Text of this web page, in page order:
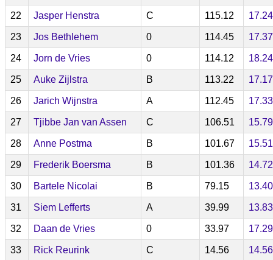
22 Jasper Henstra C 115.12 17.24
23 Jos Bethlehem 0 114.45 17.37
24 Jorn de Vries 0 114.12 18.24
25 Auke Zijlstra B 113.22 17.17
26 Jarich Wijnstra A 112.45 17.33
27 Tjibbe Jan van Assen C 106.51 15.79
28 Anne Postma B 101.67 15.51
29 Frederik Boersma B 101.36 14.72
30 Bartele Nicolai B 79.15 13.40
31 Siem Lefferts A 39.99 13.83
32 Daan de Vries 0 33.97 17.29
33 Rick Reurink C 14.56 14.56